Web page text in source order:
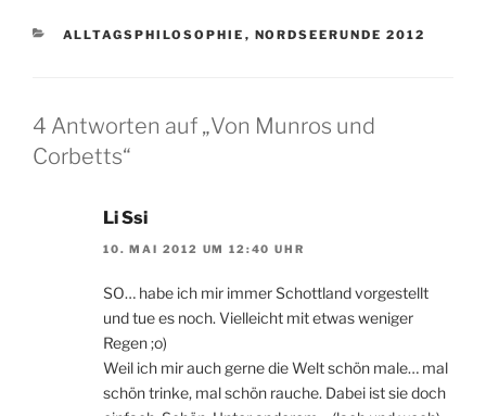
KATEGORIEN
ALLTAGSPHILOSOPHIE , NORDSEERUNDE 2012
4 Antworten auf „Von Munros und
Corbetts“
Li Ssi
10. MAI 2012 UM 12:40 UHR
SO… habe ich mir immer Schottland vorgestellt
und tue es noch. Vielleicht mit etwas weniger
Regen ;o)
Weil ich mir auch gerne die Welt schön male… mal
schön trinke, mal schön rauche. Dabei ist sie doch